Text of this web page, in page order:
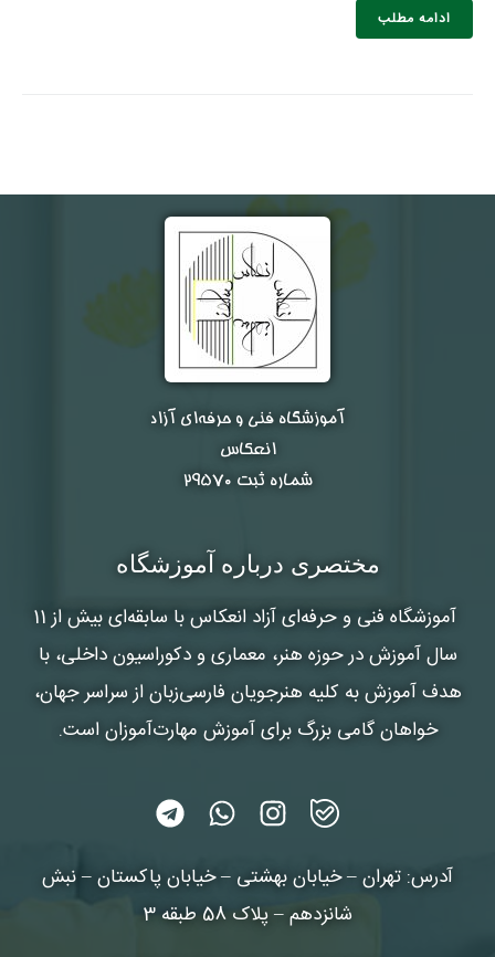
ادامه مطلب
آموزشگاه فنی و حرفه‌ای آزاد
انعکاس
شماره ثبت ۲۹۵۷۰
مختصری درباره آموزشگاه
آموزشگاه فنی و حرفه‌ای آزاد انعکاس
با سابقه‌ای بیش از 11
سال آموزش در حوزه هنر، معماری و دکوراسیون داخلی، با
هدف آموزش به کلیه هنرجویان فارسی‌زبان از سراسر جهان،
خواهان گامی بزرگ برای آموزش مهارت‌آموزان است.
آدرس: تهران – خیابان بهشتی – خیابان پاکستان – نبش
شانزدهم – پلاک 58 طبقه 3